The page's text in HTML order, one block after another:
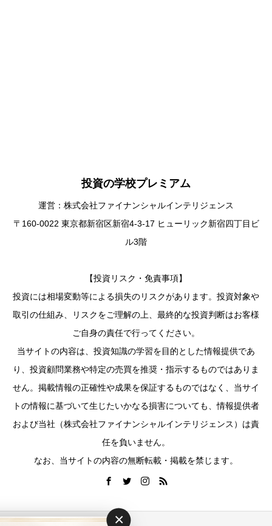
投資の学校プレミアム
運営：株式会社ファイナンシャルインテリジェンス
〒160-0022 東京都新宿区新宿4-3-17 ヒューリック新宿四丁目ビ
ル3階
【投資リスク・免責事項】
投資には相場変動等による損失のリスクがあります。投資対象や
取引の仕組み、リスクをご理解の上、最終的な投資判断はお客様
ご自身の責任で行ってください。
当サイトの内容は、投資知識の学習を目的とした情報提供であ
り、投資顧問業務や特定の売買を推奨・指示するものではありま
せん。掲載情報の正確性や成果を保証するものではなく、当サイ
トの情報に基づいて生じたいかなる損害についても、情報提供者
および当社（株式会社ファイナンシャルインテリジェンス）は責
任を負いません。
なお、当サイトの内容の無断転載・掲載を禁じます。
×